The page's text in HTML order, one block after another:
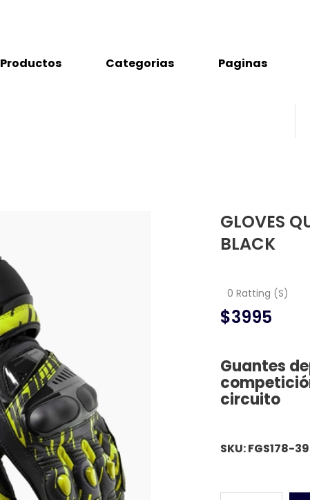
Productos Categorias Paginas
GLOVES
BLACK
0 Ratting (S)
$3995
Guantes
circuito
SKU: FGS178-